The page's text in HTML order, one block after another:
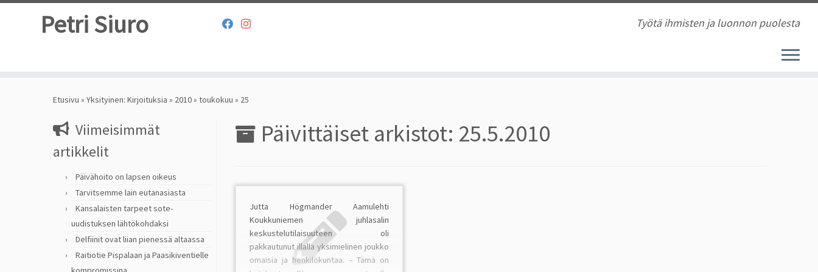
Petri Siuro Työtä ihmisten ja luonnon puolesta
Etusivu » Yksityinen: Kirjoituksia » 2010» toukokuu » 25
Viimeisimmät
artikkelit
Päivähoito on lapsen oikeus
Tarvitsemme lain eutanasiasta
Kansalaisten tarpeet sote-
uudistuksen lähtökohdaksi
Delfiinit ovat liian pienessä altaassa
Raitiotie Pispalaan ja Paasikiventielle
Päivittäiset arkistot: 25.5.2010
Jutta Högmander Aamulehti
Koukkuniemen juhlasalin
keskustelutilaisuuteen oli
pakkautunut illalla yksimielinen joukko
omaisia ja henkilökuntaa. – Tämä on